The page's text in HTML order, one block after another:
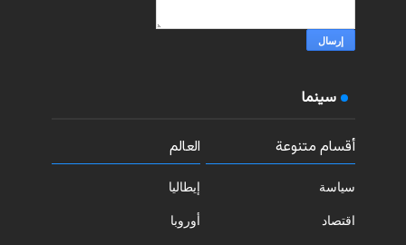
سينما
أقسام متنوعة
سياسة
اقتصاد
العالم
إيطاليا
أوروبا